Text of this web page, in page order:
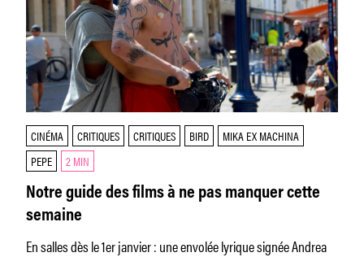
CINÉMA CRITIQUES CRITIQUES BIRD
MIKA EX MACHINA
PEPE
2 MIN
Notre guide des films à ne pas manquer cette
semaine
En salles dès le 1er janvier : une envolée lyrique signée Andrea